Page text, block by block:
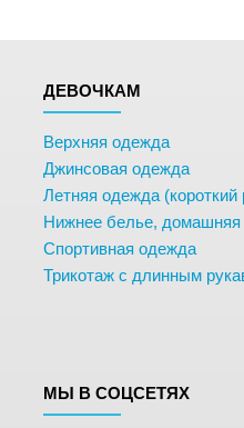
ДЕВОЧКАМ
Верхняя одежда
Джинсовая одежда
Летняя одежда (короткий
Нижнее белье,
Спортивная одежда
Трикотаж с длинным
МЫ В СОЦСЕТЯХ